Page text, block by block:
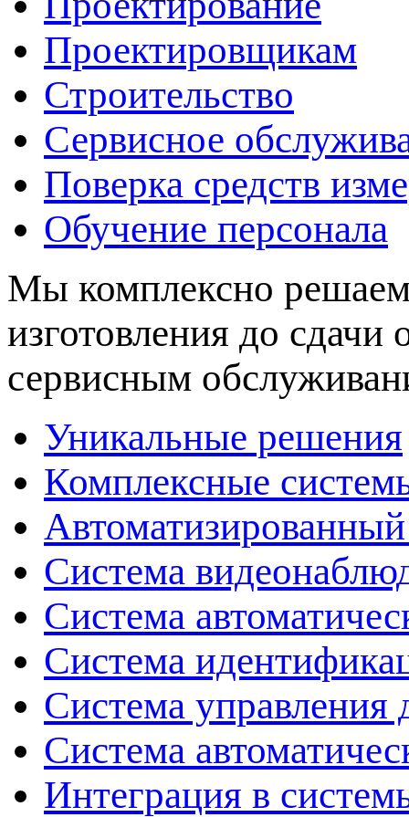
Проектировщикам
Строительство
Сервисное
Поверка средств
Обучение персонала
Мы комплексно решаем
изготовления до
сервисным
Уникальные решения
Комплексные
Система
Система
Система
Система управления
Система
Интеграция в